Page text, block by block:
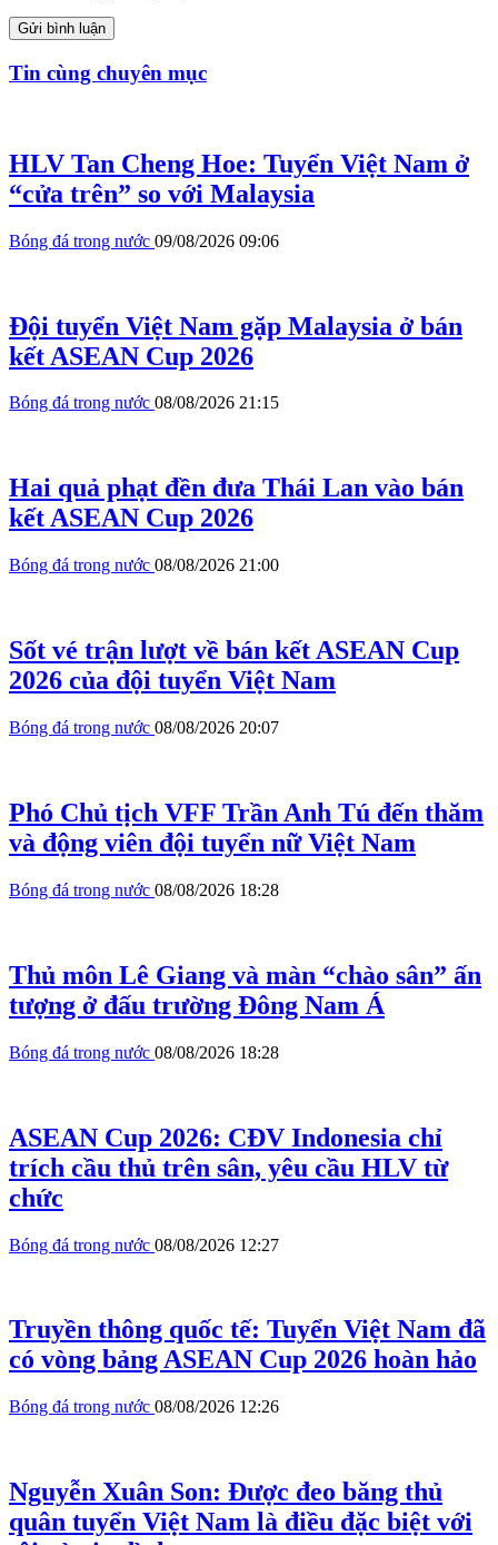
Gửi bình luận
Tin cùng chuyên mục
HLV Tan Cheng Hoe: Tuyển Việt Nam ở
“cửa trên” so với Malaysia
Bóng đá trong nước 09/08/2026 09:06
Đội tuyển Việt Nam gặp Malaysia ở bán
kết ASEAN Cup 2026
Bóng đá trong nước 08/08/2026 21:15
Hai quả phạt đền đưa Thái Lan vào bán
kết ASEAN Cup 2026
Bóng đá trong nước 08/08/2026 21:00
Sốt vé trận lượt về bán kết ASEAN Cup
2026 của đội tuyển Việt Nam
Bóng đá trong nước 08/08/2026 20:07
Phó Chủ tịch VFF Trần Anh Tú đến thăm
và động viên đội tuyển nữ Việt Nam
Bóng đá trong nước 08/08/2026 18:28
Thủ môn Lê Giang và màn “chào sân” ấn
tượng ở đấu trường Đông Nam Á
Bóng đá trong nước 08/08/2026 18:28
ASEAN Cup 2026: CĐV Indonesia chỉ
trích cầu thủ trên sân, yêu cầu HLV từ
chức
Bóng đá trong nước 08/08/2026 12:27
Truyền thông quốc tế: Tuyển Việt Nam đã
có vòng bảng ASEAN Cup 2026 hoàn hảo
Bóng đá trong nước 08/08/2026 12:26
Nguyễn Xuân Son: Được đeo băng thủ
quân tuyển Việt Nam là điều đặc biệt với